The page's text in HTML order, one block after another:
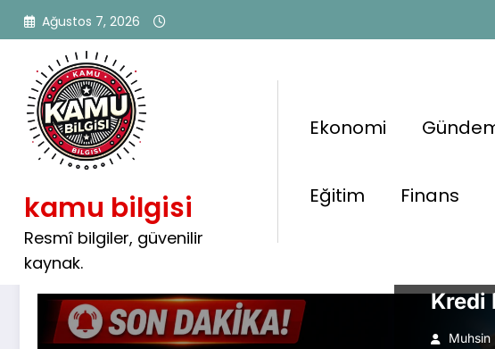
İçeriğe
atla
Ağustos 7, 2026
kamu bilgisi
Resmî bilgiler, güvenilir
kaynak.
Ekonomi
Eğitim Finans
Etiket: taksitli nakit avans
Kredi
Muhsin